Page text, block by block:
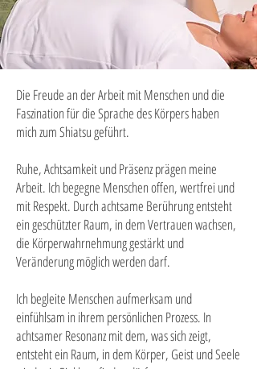
Die Freude an der Arbeit mit Menschen und die
Faszination für die Sprache des Körpers haben
mich zum Shiatsu geführt.
Ruhe, Achtsamkeit und Präsenz prägen meine
Arbeit. Ich begegne Menschen offen, wertfrei und
mit Respekt. Durch achtsame Berührung entsteht
ein geschützter Raum, in dem Vertrauen wachsen,
die Körperwahrnehmung gestärkt und
Veränderung möglich werden darf.
Ich begleite Menschen aufmerksam und
einfühlsam in ihrem persönlichen Prozess. In
achtsamer Resonanz mit dem, was sich zeigt,
entsteht ein Raum, in dem Körper, Geist und Seele